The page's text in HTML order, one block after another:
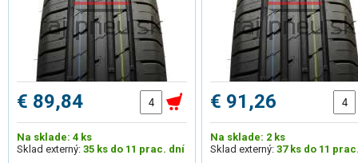
€ 89,84
Na sklade: 4 ks
Sklad externý: 35 ks do 11 prac. dní
€ 91,26
Na sklade: 2 ks
Sklad externý: 37 ks do 11